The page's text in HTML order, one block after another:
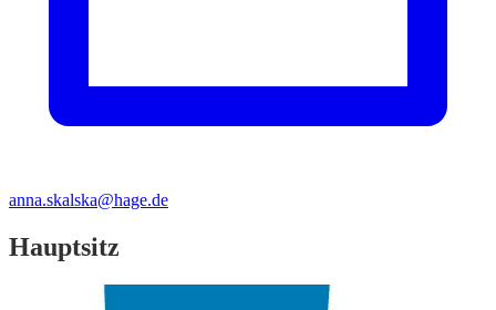
anna.skalska@hage.de
Hauptsitz